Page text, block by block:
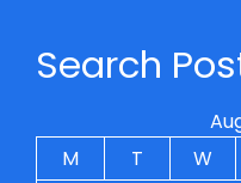
Search
M
T W